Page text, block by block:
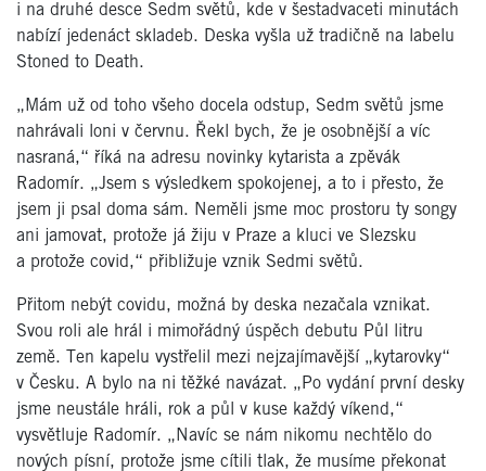
i na druhé desce Sedm světů, kde v šestadvaceti minutách
nabízí jedenáct skladeb. Deska vyšla už tradičně na labelu
Stoned to Death.
„Mám už od toho všeho docela odstup, Sedm světů jsme
nahrávali loni v červnu. Řekl bych, že je osobnější a víc
nasraná,“ říká na adresu novinky kytarista a zpěvák
Radomír. „Jsem s výsledkem spokojenej, a to i přesto, že
jsem ji psal doma sám. Neměli jsme moc prostoru ty songy
ani jamovat, protože já žiju v Praze a kluci ve Slezsku
a protože covid,“ přibližuje vznik Sedmi světů.
Přitom nebýt covidu, možná by deska nezačala vznikat.
Svou roli ale hrál i mimořádný úspěch debutu Půl litru
země. Ten kapelu vystřelil mezi nejzajímavější „kytarovky“
v Česku. A bylo na ni těžké navázat. „Po vydání první desky
jsme neustále hráli, rok a půl v kuse každý víkend,“
vysvětluje Radomír. „Navíc se nám nikomu nechtělo do
nových písní, protože jsme cítili tlak, že musíme překonat